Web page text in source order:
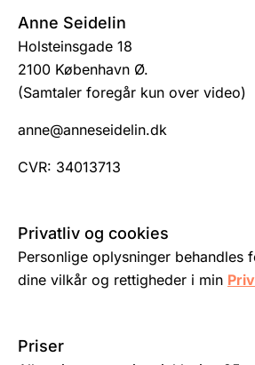
Anne Seidelin
Holsteinsgade 18
2100 København Ø.
(Samtaler foregår kun over video)
anne@anneseidelin.dk
CVR: 34013713
Privatliv og cookies
Personlige oplysninger
dine vilkår og rettigheder i min
Priser